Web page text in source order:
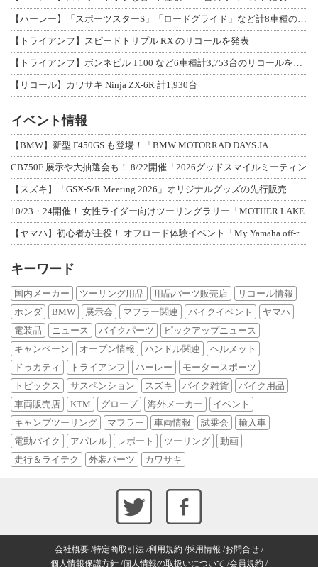
【トライアンフ】スピードトリプル RX のリコールを発表
【リコール】カワサキ Ninja ZX-6R 計1,930台
イベント情報
【BMW】新型 F450GS も登場！「BMW MOTORRAD DAYS JA
CB750F 展示や大抽選会も！ 8/22開催「2026グッドスマイルミーティン
【スズキ】「GSX-S/R Meeting 2026」オリジナルグッズの先行販売
10/23・24開催！ 女性ライダー向けツーリングラリー「MOTHER LAKE
【ヤマハ】初心者が主役！ オフロード体験イベント「My Yamaha off-r
キーワード
国内メーカー ツーリング用品 用品パーツ販売店
リコール情報
ホンダ
BMW 展示会 マフラー関連 バイクイベント
ヤマハ
電装品
ニュース バイクパーツ
ピックアップニュース
キャンペーン
オープン情報 ハンドル関連
ヘルメット
ドゥカティ
トライアンフ ハーレー
モータースポーツ
トピックス
サスペンション スズキ バイク雑貨
バイク用品
車両販売店
KTM グローブ 海外メーカー
イベント
キャンプツーリング
マフラー 車両情報 試乗会
輸入車
電動バイク
アパレル レポート ツーリング
動画
走行＆ライテク
外装パーツ カワサキ
会社概要 特定商取引法 利用規約 採用情報 お問合せ
個人情報保護方針 個人情報の取扱いについて 会員規約